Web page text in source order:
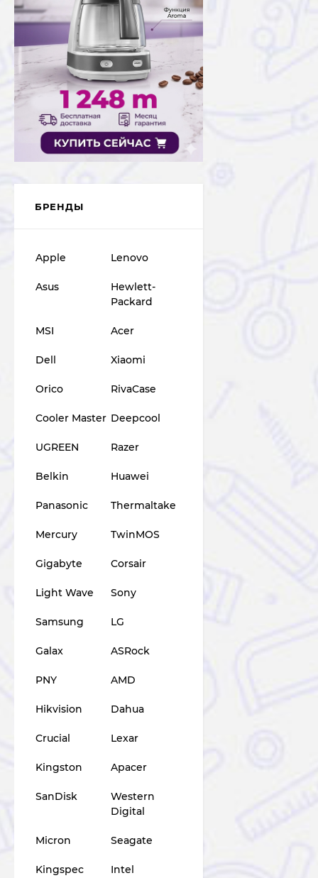
БРЕНДЫ
Apple Lenovo
Asus
Hewlett-
Packard
MSI Acer
Dell Xiaomi
Orico RivaCase
Cooler Master Deepcool
UGREEN Razer
Belkin Huawei
Panasonic Thermaltake
Mercury TwinMOS
Gigabyte Corsair
Light Wave Sony
Samsung LG
Galax ASRock
PNY AMD
Hikvision Dahua
Crucial Lexar
Kingston Apacer
SanDisk
Western
Digital
Micron Seagate
Kingspec Intel